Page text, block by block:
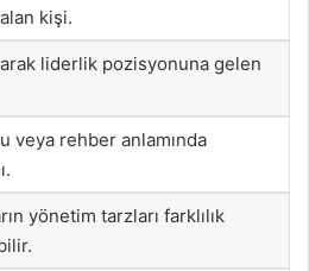
kişi.
liderlik pozisyonuna gelen
veya rehber anlamında
yönetim tarzları farklılık